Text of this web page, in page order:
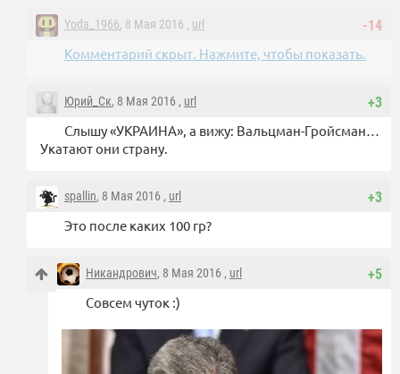
-14
Yoda_1966, 8 Мая 2016 , url
Комментарий скрыт. Нажмите, чтобы показать.
+3
Юрий_Ск, 8 Мая 2016 , url
Слышу «УКРАИНА», а вижу: Вальцман-Гройсман…
Укатают они страну.
+3
spallin, 8 Мая 2016 , url
Это после каких 100 гр?
+5
Никандрович, 8 Мая 2016 , url
Совсем чуток :)